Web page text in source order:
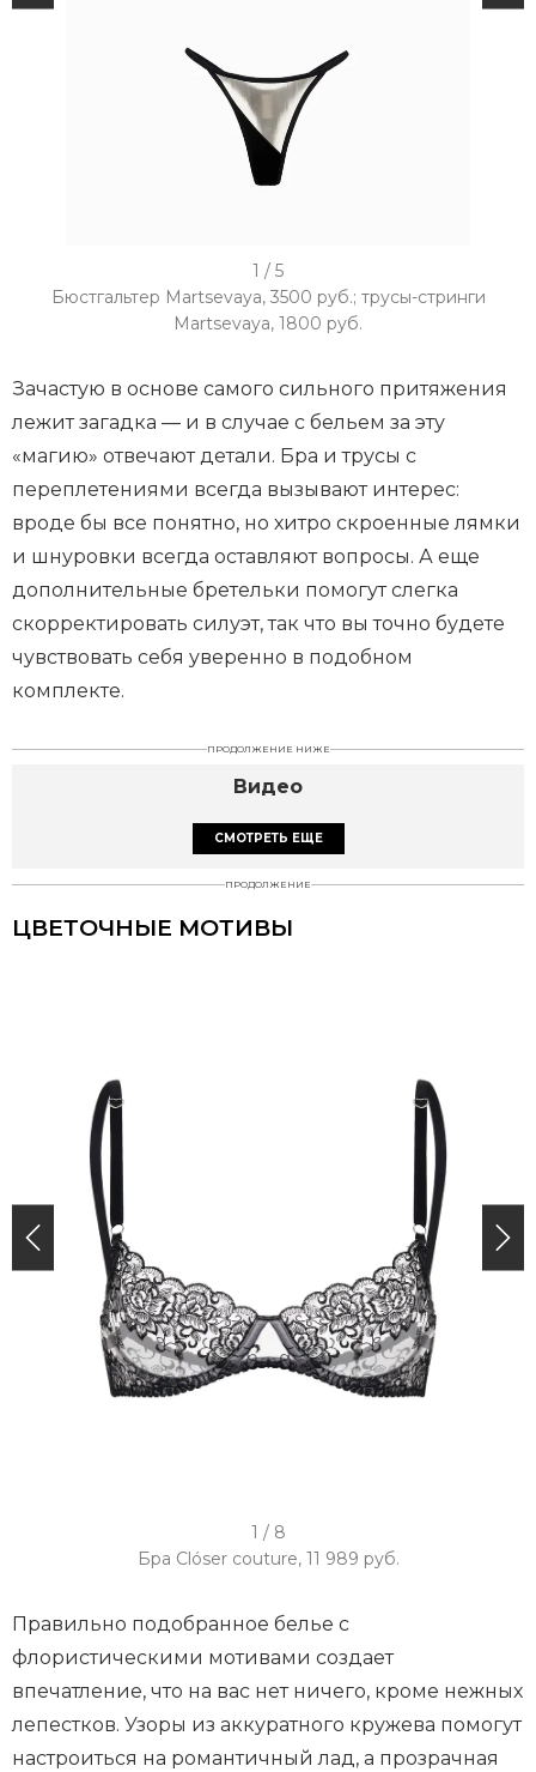
1
o
f
5
1 / 5
Бюстгальтер Martsevaya, 3500 руб.; трусы-стринги
Martsevaya, 1800 руб.
Зачастую в основе самого сильного притяжения
лежит загадка — и в случае с бельем за эту
«магию» отвечают детали. Бра и трусы с
переплетениями всегда вызывают интерес:
вроде бы все понятно, но хитро скроенные лямки
и шнуровки всегда оставляют вопросы. А еще
дополнительные бретельки помогут слегка
скорректировать силуэт, так что вы точно будете
чувствовать себя уверенно в подобном
комплекте.
ПРОДОЛЖЕНИЕ НИЖЕ
Видео
СМОТРЕТЬ ЕЩЕ
ПРОДОЛЖЕНИЕ
ЦВЕТОЧНЫЕ МОТИВЫ
m
1
o
f
8
1 / 8
Бра Clóser сouture, 11 989 руб.
Правильно подобранное белье с
флористическими мотивами создает
впечатление, что на вас нет ничего, кроме нежных
лепестков. Узоры из аккуратного кружева помогут
настроиться на романтичный лад, а прозрачная